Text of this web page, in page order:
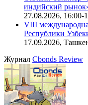
Онлайн-семинар
офисную
11.08.2026, 16:30-
Онлайн-семинар
индийский
VIII
Республики
17.09.2026,
ЖурналCbonds Review